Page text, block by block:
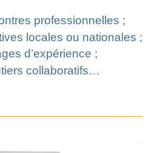
professionnelles ;
locales ou nationales ;
d’expérience ;
collaboratifs…